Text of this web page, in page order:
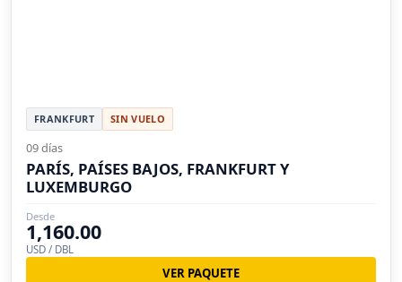
FRANKFURT SIN VUELO
09 días
PARÍS, PAÍSES BAJOS, FRANKFURT Y
LUXEMBURGO
Desde
1,160.00
USD / DBL
VER PAQUETE